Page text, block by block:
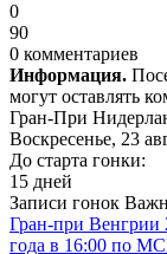
0
90
0 комментариев
Информация.
могут оставлять
Гран-При
Воскресенье, 23
До старта гонки:
15 дней
Записи гонок
Гран-при Венгрии
года в 16:00 по